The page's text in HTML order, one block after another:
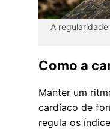
A
Como a
Manter um
cardíaco de
regula os